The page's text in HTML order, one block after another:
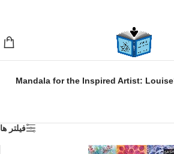
محصولات برچسب خورده “Mandala for the Inspired Artist: Louise
فیلتر ها